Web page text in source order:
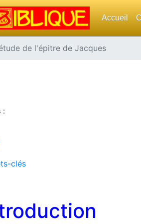
Accueil
de l'épitre de Jacques
:
clés